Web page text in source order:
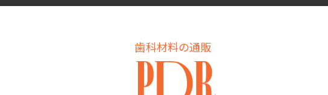
歯科材料の通販
常粘着比）。パソコンや電話、キャビネットなどの樹脂面や垂直面など、つきにく